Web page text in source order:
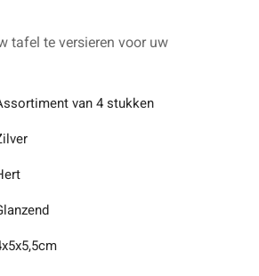
tafel te versieren voor uw
van 4 stukken